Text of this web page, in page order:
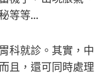
等等…
科就診。其實，中
且，還可同時處理